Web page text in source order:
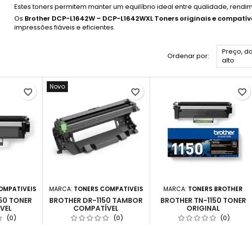
Estes toners permitem manter um equilíbrio ideal entre qualidade,
Os Brother DCP-L1642W – DCP-L1642WXL Toners originais e
impressões fiáveis e eficientes.
Ordenar por:
Preço,
alto
TONER
(0)
favorite_border
Novo
MARCA: TONERS COMPATIVEIS
BROTHER DR-1150 TAMBOR
COMPATÍVEL
(0)
favorite_border
MARCA: TONERS BROTHER
BROTHER TN-1150 TONER
ORIGINAL
(0)
favorite_border